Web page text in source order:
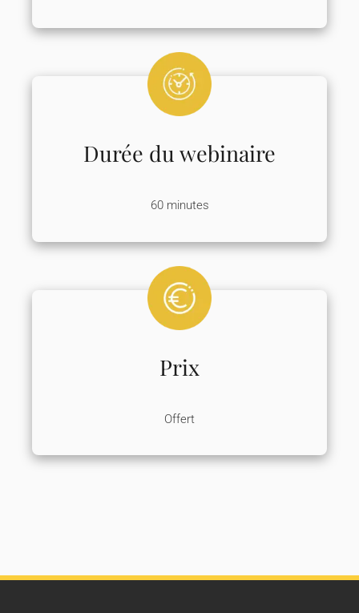
Durée du webinaire
60 minutes
Prix
Offert